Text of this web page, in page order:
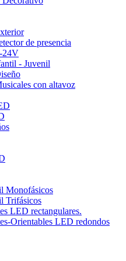
de presencia
24V
- Juvenil
con altavoz
Monofásicos
Trifásicos
LED rectangulares.
Orientables LED redondos